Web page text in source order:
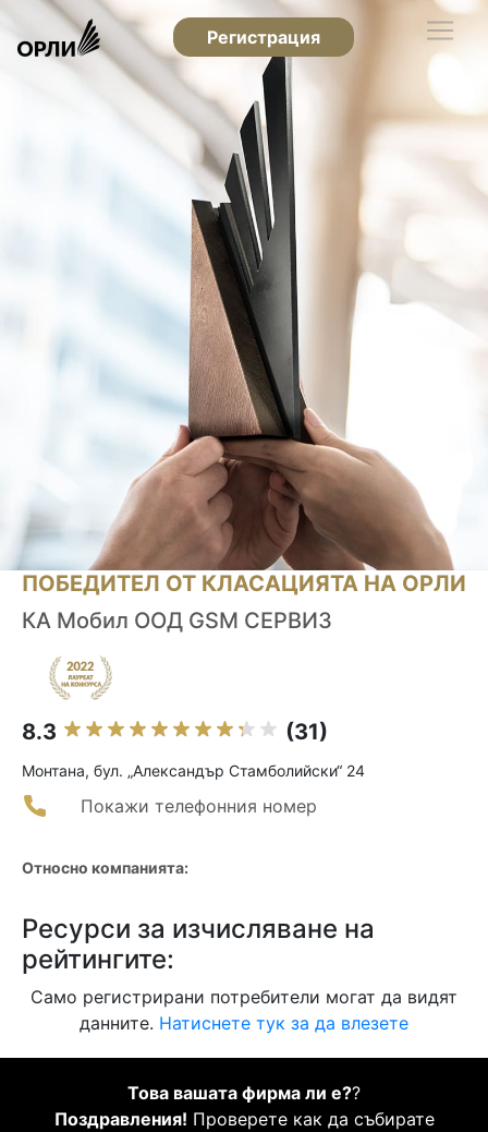
Регистрация
ПОБЕДИТЕЛ ОТ КЛАСАЦИЯТА НА ОРЛИ
КА Мобил ООД GSM СЕРВИЗ
8.3 (31)
Монтана, бул. „Александър Стамболийски“ 24
Покажи телефонния номер
Относно компанията:
Ресурси за изчисляване на
рейтингите:
Само регистрирани потребители могат да видят
данните. Натиснете тук за да влезете
Това вашата фирма ли е??
Поздравления! Проверете как да събирате